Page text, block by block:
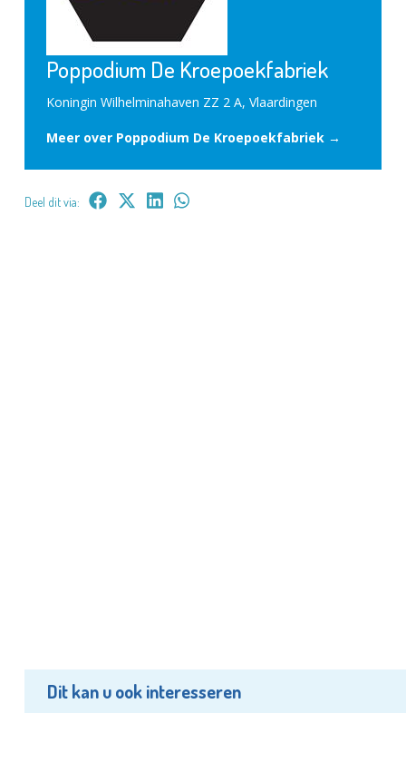
Poppodium De Kroepoekfabriek
Koningin Wilhelminahaven ZZ 2 A, Vlaardingen
Meer over Poppodium De Kroepoekfabriek →
Deel dit via:
Dit kan u ook interesseren